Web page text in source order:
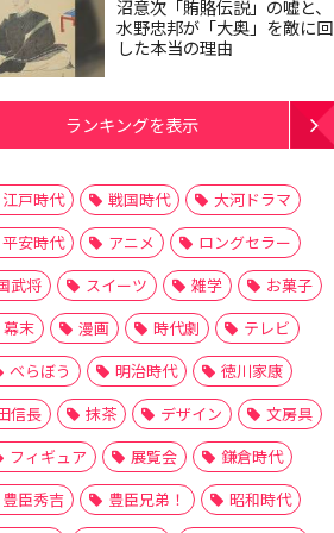
沼意次「賄賂伝説」の嘘と、
水野忠邦が「大奥」を敵に回
した本当の理由
ランキングを表示
江戸時代 戦国時代
大河ドラマ
平安時代
アニメ
ロングセラー
武将
スイーツ 雑学
お菓子
幕末
漫画 時代劇
テレビ
べらぼう
明治時代
徳川家康
信長
抹茶 デザイン
文房具
フィギュア
展覧会
鎌倉時代
豊臣秀吉
豊臣兄弟！
昭和時代